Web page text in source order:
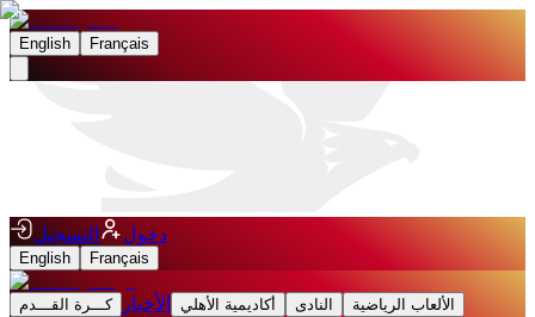
English Français
دخول التسجيل
English Français
كـــرة القـــدم الأخبار أكاديمية الأهلي النادى
الألعاب الرياضية